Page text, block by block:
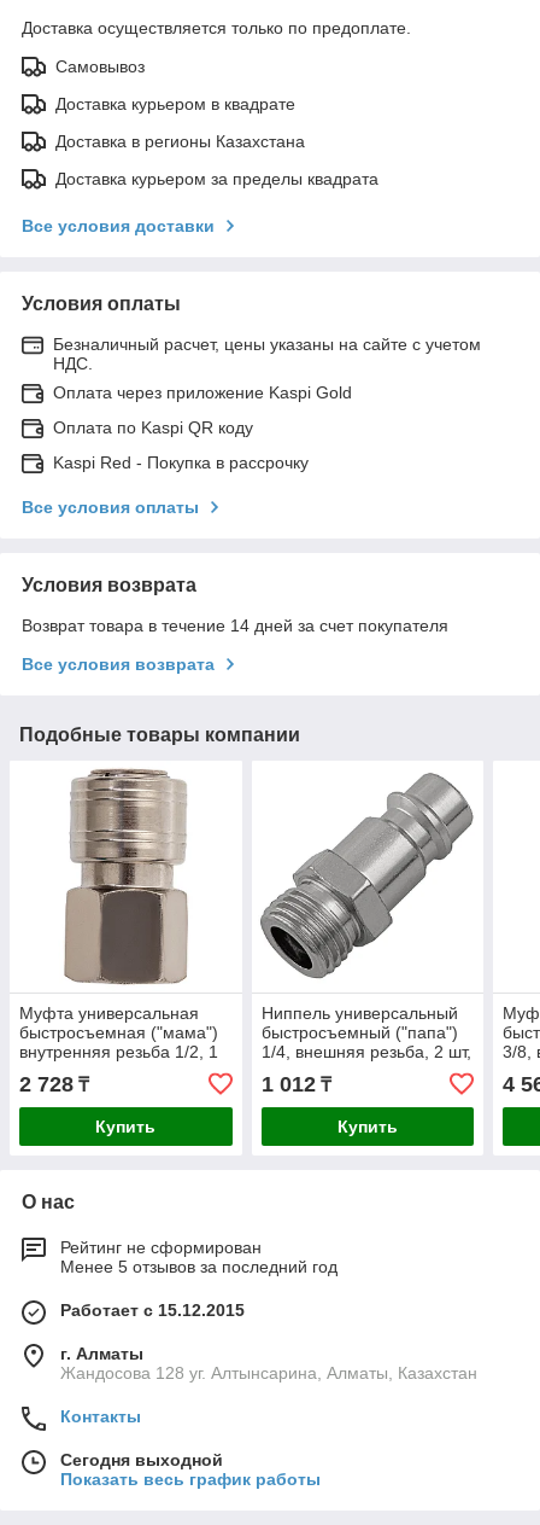
Доставка осуществляется только по предоплате.
Самовывоз
Доставка курьером в квадрате
Доставка в регионы Казахстана
Доставка курьером за пределы квадрата
Все условия доставки
Условия оплаты
Безналичный расчет, цены указаны на сайте с учетом
НДС.
Оплата через приложение Kaspi Gold
Оплата по Kaspi QR коду
Kaspi Red - Покупка в рассрочку
Все условия оплаты
Условия возврата
Возврат товара в течение 14 дней за счет покупателя
Все условия возврата
Подобные товары компании
Муфта универсальная
быстросъемная ("мама")
внутренняя резьба 1/2, 1
шт, Stels
2 728 ₸
Купить
Ниппель универсальный
быстросъемный ("папа")
1/4, внешняя резьба, 2 шт,
1 012₸
Купить
3/8,
4
О нас
Рейтинг не сформирован
Менее 5 отзывов за последний год
Работает с 15.12.2015
г. Алматы
Жандосова 128 уг. Алтынсарина, Алматы, Казахстан
Контакты
Сегодня выходной
Показать весь график работы